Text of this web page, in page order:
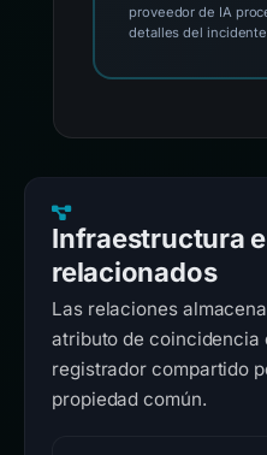
proveedor de IA
detalles del incidente
Infraestructura
relacionados
Las relaciones
atributo de coincidencia
registrador compartido
propiedad común.